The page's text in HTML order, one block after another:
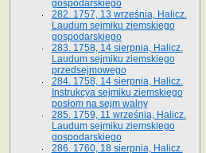
gospodarskiego
282. 1757, 13 września, Halicz.
Laudum sejmiku ziemskiego
gospodarskiego
283. 1758, 14 sierpnia, Halicz.
Laudum sejmiku ziemskiego
przedsejmowego
284. 1758, 14 sierpnia, Halicz.
Instrukcya sejmiku ziemskiego
posłom na sejm walny
285. 1759, 11 września, Halicz.
Laudum sejmiku ziemskiego
gospodarskiego
286. 1760, 18 sierpnia, Halicz.